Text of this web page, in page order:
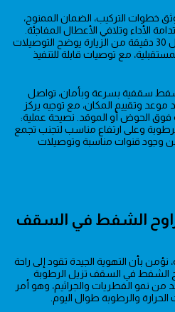
خطوات التركيب، الضمان الممنوح،
الأداء وتلافي الأعطال المفاجئة.
مثال عملي: تقرير فني شامل خلال 30 دقيقة من الزيارة يوضح التوصيلات
مع توصيات قابلة للتنفيذ
شفط سقفية بسرعة وبأمان، تواصل
موعد وتقييم المكان، مع توجيه يركز
فوق الحوض أو الموقد. نصيحة عملية:
وعلى ارتفاع مناسب لتجنب تجمع
من وجود قنوات مناسبة وتوصيلات
الشفط في السقف
منازل الرياض 24 ساعة، نؤمن بأن التهوية الجيدة تقود إلى راحة
الشفط في السقف تزيل الرطوبة
من نمو الفطريات والجراثيم، وهو أمر
والرطوبة طوال اليوم.